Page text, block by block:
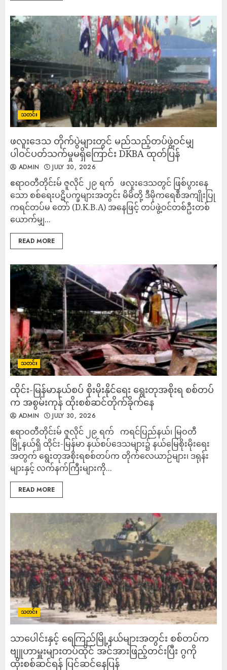
သတင်း
ဖလူးဒေသ တိုက်ပွဲများတွင် မည်သည့်တပ်ဖွဲ့ဝင်မျှ
ပါဝင်ပတ်သက်မှုမရှိကြောင်း DKBA ထုတ်ပြန်
ADMIN JULY 30, 2026
ဧရာဝတီတိုင်းမ် ​ဇူလိုင် ၂၉ ရက် ​ဖလူးဒေသတွင် ဖြစ်ပွားနေ
သော စစ်ရေးပဋိပက္ခများအတွင်း မိမိတို့ ဒီမိုကရေစီအကျိုးပြု
ကရင်တပ်မ တော် (D.K.B.A) အနေဖြင့် တပ်ဖွဲ့ဝင်တစ်ဦးတစ်
ယောက်မျှ...
READ MORE
သတင်း
ထိုင်း-မြန်မာနယ်စပ် စိုးမိုးနိုင်ရေး ရွေးတုအစိုးရ စစ်တပ်
က အစွမ်းကုန် ထိုးစစ်ဆင်တိုက်ခိုက်နေ
ADMIN JULY 30, 2026
ဧရာဝတီတိုင်းမ် ဇူလိုင် ၂၉ ရက် ကရင်ပြည်နယ်၊ မြဝတီ
မြို့နယ်ရှိ ထိုင်း-မြန်မာ နယ်စပ်ဒေသများ၌ နယ်မြေစိုးမိုးရေး
အတွက် ရွေးတုအစိုးရစစ်တပ်က တိုက်လေယာဉ်များ၊ ဒရုန်း
များနှင့် လက်နက်ကြီးများကို...
READ MORE
သတင်း
သာပေါင်းနှင့် ရေကြည်မြို့နယ်များအတွင်း စစ်တပ်က
ဗျူဟာမှူးများတပ်ထိုင် အင်အားဖြည့်တင်းပြီး ဂွကို
ထိုးစစ်ဆင်ရန် ပြင်ဆင်နေပြန်